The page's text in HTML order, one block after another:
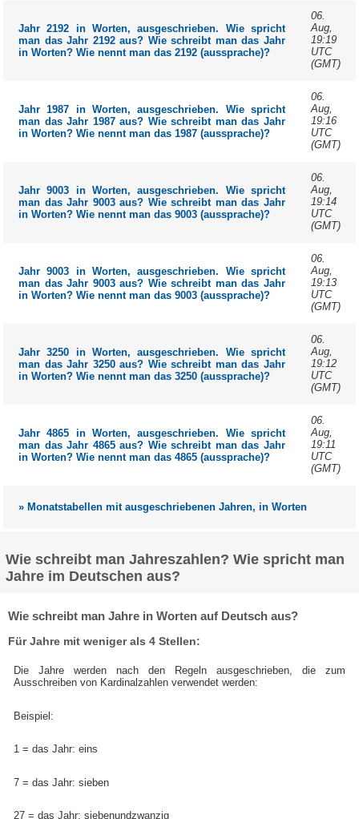
Jahr 2192 in Worten, ausgeschrieben. Wie spricht
man das Jahr 2192 aus? Wie schreibt man das Jahr
in Worten? Wie nennt man das 2192 (aussprache)?
06.
Aug,
19:19
UTC
(GMT)
Jahr 1987 in Worten, ausgeschrieben. Wie spricht
man das Jahr 1987 aus? Wie schreibt man das Jahr
in Worten? Wie nennt man das 1987 (aussprache)?
06.
Aug,
19:16
UTC
(GMT)
Jahr 9003 in Worten, ausgeschrieben. Wie spricht
man das Jahr 9003 aus? Wie schreibt man das Jahr
in Worten? Wie nennt man das 9003 (aussprache)?
06.
Aug,
19:14
UTC
(GMT)
Jahr 9003 in Worten, ausgeschrieben. Wie spricht
man das Jahr 9003 aus? Wie schreibt man das Jahr
in Worten? Wie nennt man das 9003 (aussprache)?
06.
Aug,
19:13
UTC
(GMT)
Jahr 3250 in Worten, ausgeschrieben. Wie spricht
man das Jahr 3250 aus? Wie schreibt man das Jahr
in Worten? Wie nennt man das 3250 (aussprache)?
06.
Aug,
19:12
UTC
(GMT)
Jahr 4865 in Worten, ausgeschrieben. Wie spricht
man das Jahr 4865 aus? Wie schreibt man das Jahr
in Worten? Wie nennt man das 4865 (aussprache)?
06.
Aug,
19:11
UTC
(GMT)
» Monatstabellen mit ausgeschriebenen Jahren, in Worten
Wie schreibt man Jahreszahlen? Wie spricht man
Jahre im Deutschen aus?
Wie schreibt man Jahre in Worten auf Deutsch aus?
Für Jahre mit weniger als 4 Stellen:
Die Jahre werden nach den Regeln ausgeschrieben, die zum
Ausschreiben von Kardinalzahlen verwendet werden:
Beispiel:
1 = das Jahr: eins
7 = das Jahr: sieben
27 = das Jahr:siebenundzwanzig